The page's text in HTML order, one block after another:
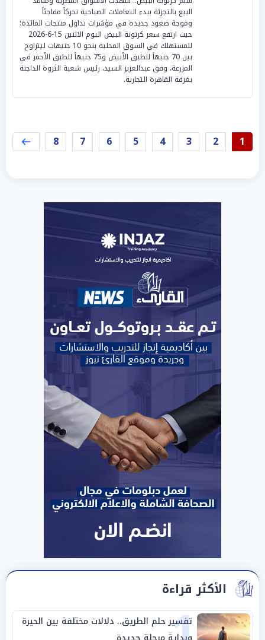
البيع بالتجزئة ببدء التعاملات الصباحية تحركاً مفاجئاً
وموجة صعود جديدة في مؤشرات تداول منتجات المائدة؛
حيث ارتفع سعر كرتونة البيض اليوم الاثنين 15-6-2026
للمستهلك في السوق المحلية بنحو 10 جنيهات ليتراوح
بين 70 جنيهاً للطبق الأبيض و75 جنيهاً للطبق الأحمر في
المزرعة، وفق عبدالعزيز السيد، رئيس شعبة الثروة الداجنة
بغرفة القاهرة التجارية.
1
2
3
4
5
6
7
8
الأكثر قراءة
تفسير حلم الطريق.. دلالات مختلفة بين الحيرة